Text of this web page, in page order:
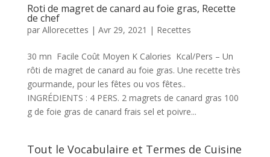
Roti de magret de canard au foie gras, Recette
de chef
par Allorecettes | Avr 29, 2021 | Recettes
30 mn Facile Coût Moyen K Calories Kcal/Pers – Un
rôti de magret de canard au foie gras. Une recette très
gourmande, pour les fêtes ou vos fêtes..
INGRÉDIENTS : 4 PERS. 2 magrets de canard gras 100
g de foie gras de canard frais sel et poivre...
Tout le Vocabulaire et Termes de Cuisine